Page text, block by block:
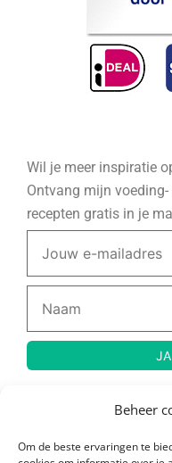
Beheer
Om de beste ervaringen te
Wil je meer inspiratie
Ontvang mijn
recepten gratis in je